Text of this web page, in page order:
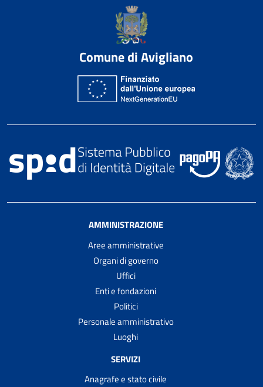
Comune di Avigliano
AMMINISTRAZIONE
Aree amministrative
Organi di governo
Uffici
Enti e fondazioni
Politici
Personale amministrativo
Luoghi
SERVIZI
Anagrafe e stato civile